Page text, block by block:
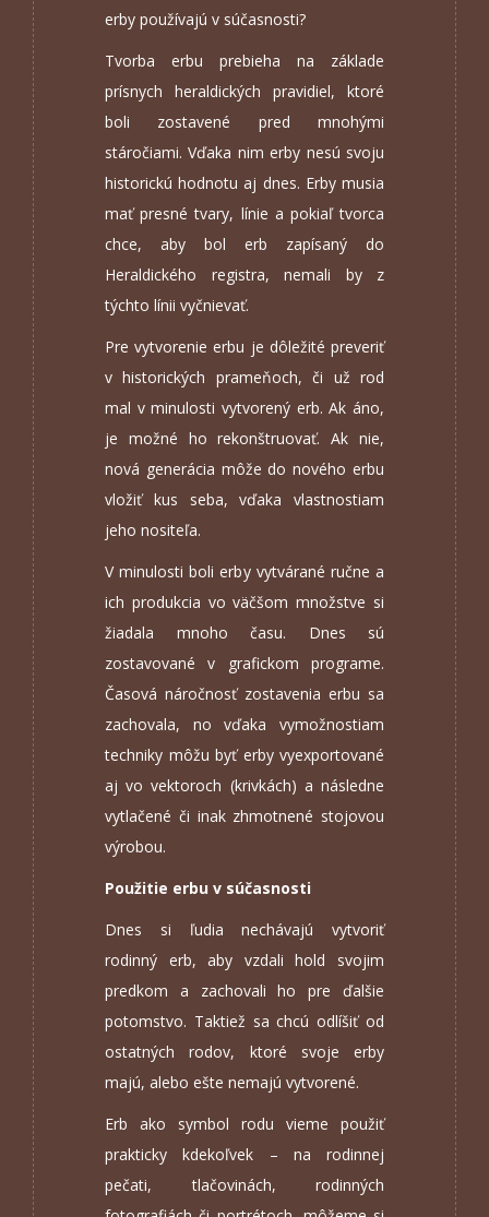
erby používajú v súčasnosti?
Tvorba erbu prebieha na základe
prísnych heraldických pravidiel, ktoré
boli zostavené pred mnohými
stáročiami. Vďaka nim erby nesú svoju
historickú hodnotu aj dnes. Erby musia
mať presné tvary, línie a pokiaľ tvorca
chce, aby bol erb zapísaný do
Heraldického registra, nemali by z
týchto línii vyčnievať.
Pre vytvorenie erbu je dôležité preveriť
v historických prameňoch, či už rod
mal v minulosti vytvorený erb. Ak áno,
je možné ho rekonštruovať. Ak nie,
nová generácia môže do nového erbu
vložiť kus seba, vďaka vlastnostiam
jeho nositeľa.
V minulosti boli erby vytvárané ručne a
ich produkcia vo väčšom množstve si
žiadala mnoho času. Dnes sú
zostavované v grafickom programe.
Časová náročnosť zostavenia erbu sa
zachovala, no vďaka vymožnostiam
techniky môžu byť erby vyexportované
aj vo vektoroch (krivkách) a následne
vytlačené či inak zhmotnené stojovou
výrobou.
Použitie erbu v súčasnosti
Dnes si ľudia nechávajú vytvoriť
rodinný erb, aby vzdali hold svojim
predkom a zachovali ho pre ďalšie
potomstvo. Taktiež sa chcú odlíšiť od
ostatných rodov, ktoré svoje erby
majú, alebo ešte nemajú vytvorené.
Erb ako symbol rodu vieme použiť
prakticky kdekoľvek – na rodinnej
pečati, tlačovinách, rodinných